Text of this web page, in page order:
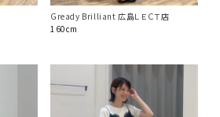
Gready Brilliant 広島ＬＥＣＴ店
160cm